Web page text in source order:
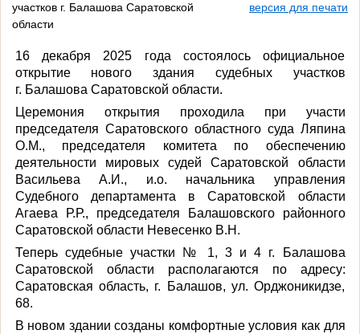
участков г. Балашова Саратовской
области
версия для печати
16 декабря 2025 года состоялось официальное
открытие нового здания судебных участков
г. Балашова Саратовской области.
Церемония открытия проходила при участи
председателя Саратовского областного суда Ляпина
О.М., председателя комитета по обеспечению
деятельности мировых судей Саратовской области
Васильева А.И., и.о. начальника управления
Судебного департамента в Саратовской области
Агаева Р.Р., председателя Балашовского районного
Саратовской области Невесенко В.Н.
Теперь судебные участки № 1, 3 и 4 г. Балашова
Саратовской области располагаются по адресу:
Саратовская область, г. Балашов, ул. Орджоникидзе,
68.
В новом здании созданы комфортные условия как для